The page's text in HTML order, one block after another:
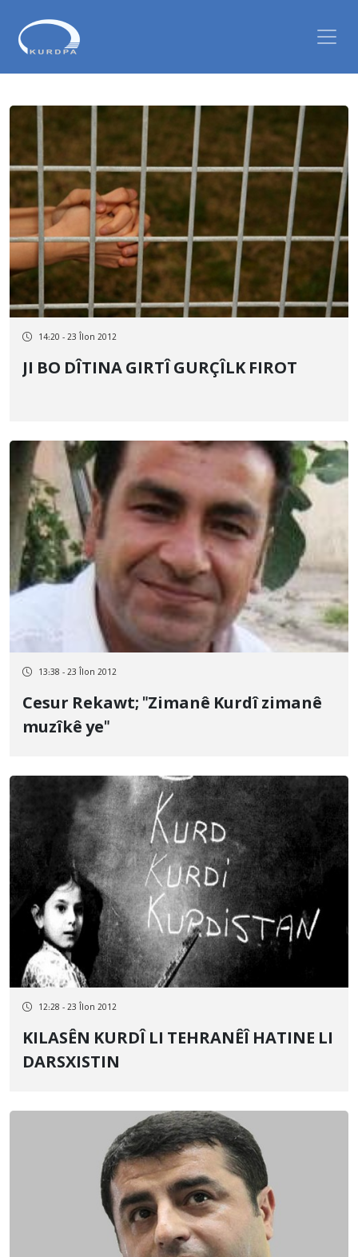
14:20 - 23 Îlon 2012
JI BO DÎTINA GIRTÎ GURÇÎLK FIROT
13:38 - 23 Îlon 2012
Cesur Rekawt; "Zimanê Kurdî zimanê
muzîkê ye"
12:28 - 23 Îlon 2012
KILASÊN KURDÎ LI TEHRANÊÎ HATINE LI
DARSXISTIN